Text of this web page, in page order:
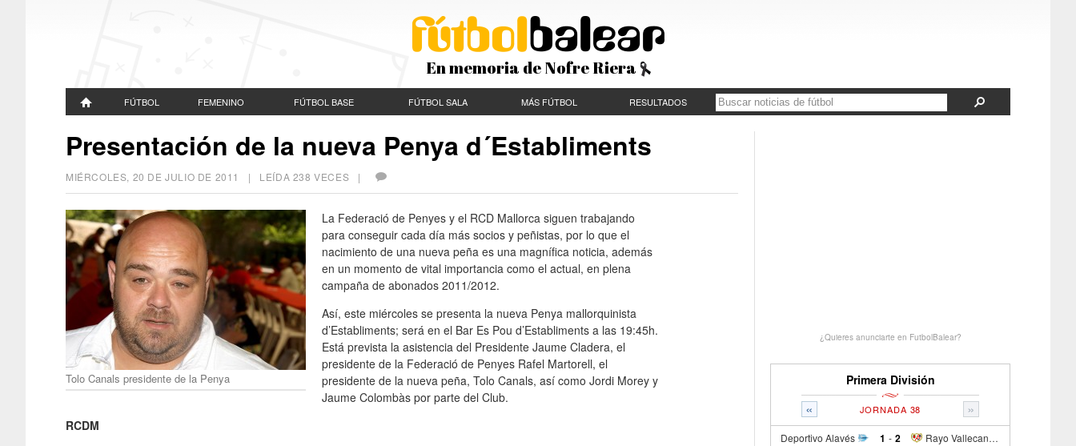
En memoria de Nofre Riera
FÚTBOL FEMENINO FÚTBOL BASE FÚTBOL SALA MÁS FÚTBOL RESULTADOS
Presentación de la nueva Penya d´Establiments
MIÉRCOLES, 20 DE JULIO DE 2011 | LEÍDA 238 VECES |
Tolo Canals presidente de la Penya
La Federació de Penyes y el RCD Mallorca siguen trabajando
para conseguir cada día más socios y peñistas, por lo que el
nacimiento de una nueva peña es una magnífica noticia, además
en un momento de vital importancia como el actual, en plena
campaña de abonados 2011/2012.
Así, este miércoles se presenta la nueva Penya mallorquinista
d’Establiments; será en el Bar Es Pou d’Establiments a las 19:45h.
Está prevista la asistencia del Presidente Jaume Cladera, el
presidente de la Federació de Penyes Rafel Martorell, el
presidente de la nueva peña, Tolo Canals, así como Jordi Morey y
Jaume Colombàs por parte del Club.
RCDM
¿Quieres anunciarte en FutbolBalear?
Primera División
« »
JORNADA 38
Deportivo Alavés 1 - Rayo Vallecano de Madrid
2